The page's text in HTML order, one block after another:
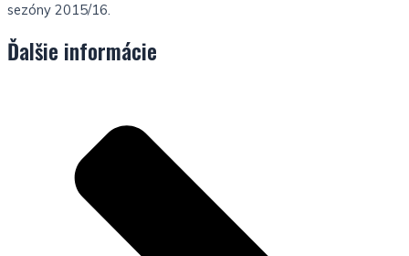
sezóny 2015/16.
Ďalšie informácie